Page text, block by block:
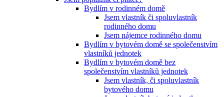
Bydlím v rodinném domě
Jsem vlastník či spoluvlastník
rodinného domu
Jsem nájemce rodinného domu
Bydlím v bytovém domě se společenstvím
vlastníků jednotek
Bydlím v bytovém domě bez
společenstvím vlastníků jednotek
Jsem vlastník, či spoluvlastník
bytového domu